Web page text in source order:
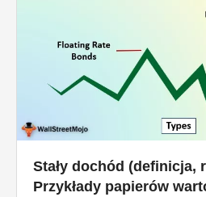
Stały dochód (definicja,
Przykłady papierów